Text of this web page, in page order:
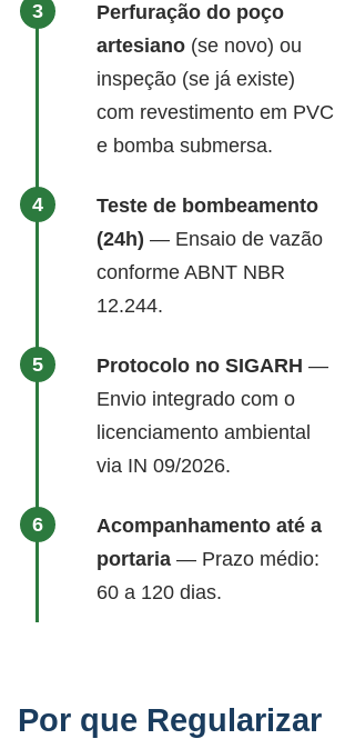
Perfuração do poço
artesiano (se novo) ou
inspeção (se já existe)
com revestimento em PVC
e bomba submersa.
Teste de bombeamento
(24h) — Ensaio de vazão
conforme ABNT NBR
12.244.
Protocolo no SIGARH —
Envio integrado com o
licenciamento ambiental
via IN 09/2026.
Acompanhamento até a
portaria — Prazo médio:
60 a 120 dias.
Por que Regularizar